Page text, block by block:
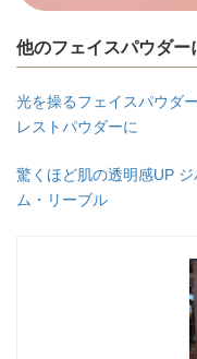
他のフェイスパウダー
光を操るフェイスパウダ
レストパウダーに
驚くほど肌の透明感UP
ム・リーブル